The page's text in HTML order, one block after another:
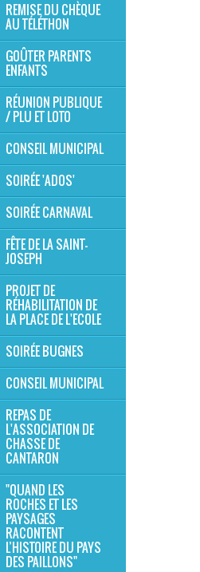
REMISE DU CHÈQUE
AU TÉLÉTHON
GOÛTER PARENTS
ENFANTS
RÉUNION PUBLIQUE
/ PLU ET LOTO
CONSEIL MUNICIPAL
SOIRÉE 'ADOS'
SOIRÉE CARNAVAL
FÊTE DE LA SAINT-
JOSEPH
PROJET DE
RÉHABILITATION DE
LA PLACE DE L'ECOLE
SOIRÉE BUGNES
CONSEIL MUNICIPAL
REPAS DE
L'ASSOCIATION DE
CHASSE DE
CANTARON
"QUAND LES
ROCHES ET LES
PAYSAGES
RACONTENT
L’HISTOIRE DU PAYS
DES PAILLONS"